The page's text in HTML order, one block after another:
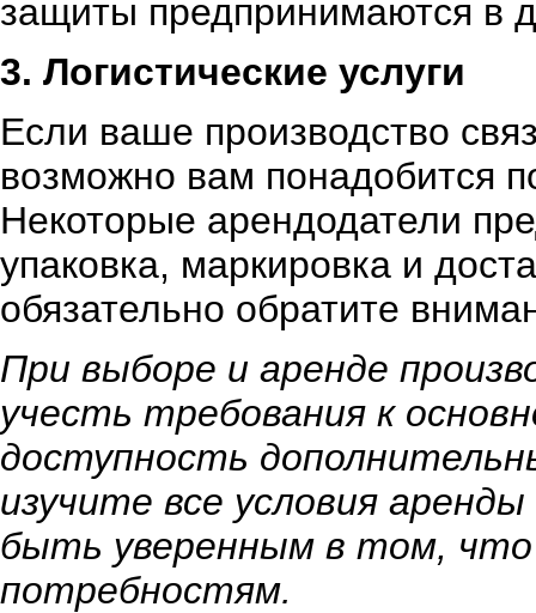
защиты предпринимаются в
3. Логистические услуги
Если ваше производство
возможно вам понадобится
Некоторые арендодатели
упаковка, маркировка и
обязательно обратите
При выборе и аренде
учесть требования к
доступность
изучите все условия
быть уверенным в том,
потребностям.